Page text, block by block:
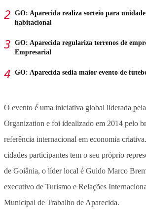
GO: Aparecida realiza sorteio para
habitacional
GO: Aparecida regulariza terrenos de
Empresarial
GO: Aparecida sedia maior evento de
O evento é uma iniciativa global liderada
Organization e foi idealizado em 2014 pelo
referência internacional em economia
cidades participantes tem o seu próprio
de Goiânia, o líder local é Guido Marco
executivo de Turismo e Relações
Municipal de Trabalho de Aparecida.